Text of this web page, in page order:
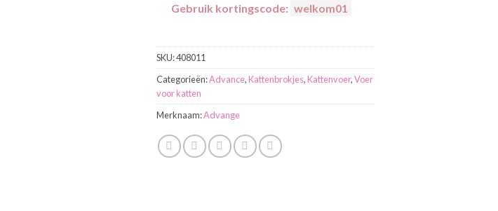
Gebruik kortingscode: welkom01
SKU:408011
Categorieën:Advance,Kattenbrokjes,Kattenvoer,Voer
voor katten
Merknaam:Advange